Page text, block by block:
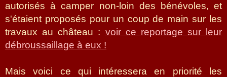
autorisés à camper non-loin des bénévoles, et
s'étaient proposés pour un coup de main sur les
travaux au château : voir ce reportage sur leur
débroussaillage à eux !
Mais voici ce qui intéressera en priorité les